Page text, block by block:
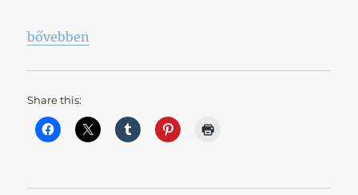
„Teljes letargia”
bővebben
Share this: